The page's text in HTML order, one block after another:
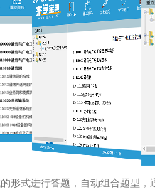
形式进行答题，自动组合题型